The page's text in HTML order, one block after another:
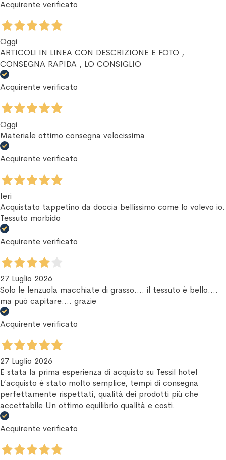
Acquirente verificato
Oggi
ARTICOLI IN LINEA CON DESCRIZIONE E FOTO ,
CONSEGNA RAPIDA , LO CONSIGLIO
Acquirente verificato
Oggi
Materiale ottimo consegna velocissima
Acquirente verificato
Ieri
Acquistato tappetino da doccia bellissimo come lo volevo io.
Tessuto morbido
Acquirente verificato
27 Luglio 2026
Solo le lenzuola macchiate di grasso.... il tessuto è bello....
ma può capitare.... grazie
Acquirente verificato
27 Luglio 2026
E stata la prima esperienza di acquisto su Tessil hotel
L’acquisto è stato molto semplice, tempi di consegna
perfettamente rispettati, qualità dei prodotti più che
accettabile Un ottimo equilibrio qualità e costi.
Acquirente verificato